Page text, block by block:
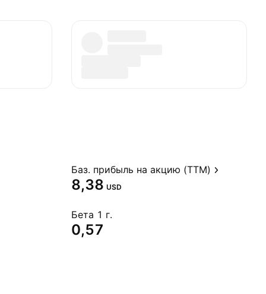
Баз. прибыль на акцию (TTM)
8,38 USD
Бета 1 г.
0,57